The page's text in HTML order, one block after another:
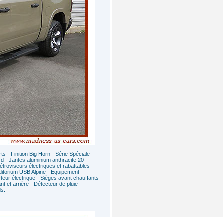
- Finition Big Horn - Série Spéciale
- Jantes aluminium anthracite 20
électriques et rabattables -
USB Alpine - Equipement
électrique - Sièges avant chauffants
et arrière - Détecteur de pluie -